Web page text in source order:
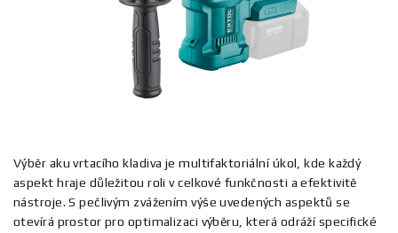
Výběr aku vrtacího kladiva je multifaktoriální úkol, kde každý
aspekt hraje důležitou roli v celkové funkčnosti a efektivitě
nástroje. S pečlivým zvážením výše uvedených aspektů se
otevírá prostor pro optimalizaci výběru, která odráží specifické